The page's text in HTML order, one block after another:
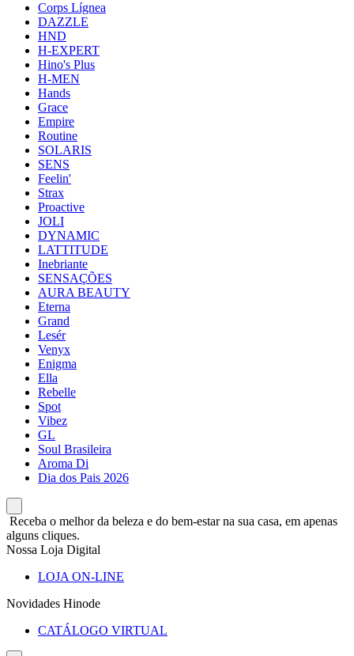
Corps Lígnea
DAZZLE
HND
H-EXPERT
Hino's Plus
H-MEN
Hands
Grace
Empire
Routine
SOLARIS
SENS
Feelin'
Strax
Proactive
JOLI
DYNAMIC
LATTITUDE
Inebriante
SENSAÇÕES
AURA BEAUTY
Eterna
Grand
Lesér
Venyx
Enigma
Ella
Rebelle
Spot
Vibez
GL
Soul Brasileira
Aroma Di
Dia dos Pais 2026
Receba o melhor da beleza e do bem-estar na sua casa, em apenas
alguns cliques.
Nossa Loja Digital
LOJA ON-LINE
Novidades Hinode
CATÁLOGO VIRTUAL